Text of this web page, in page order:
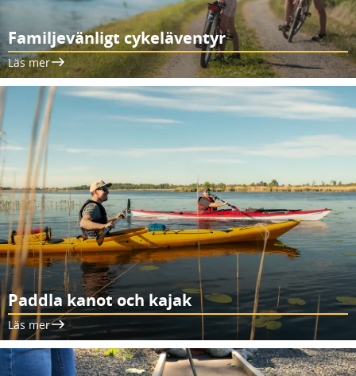
Familjevänligt cykeläventyr
Läs mer
Paddla kanot och kajak
Läs mer